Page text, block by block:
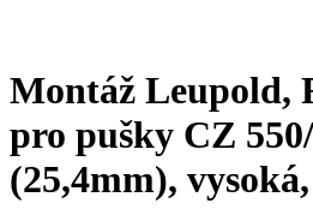
Montáž Leupold,
pro pušky CZ
(25,4mm),